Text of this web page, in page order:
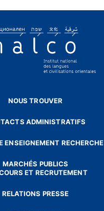
NOUS TROUVER
ADMINISTRATIFS
ENSEIGNEMENT RECHERCHE
MARCHÉS PUBLICS
ET RECRUTEMENT
RELATIONS PRESSE